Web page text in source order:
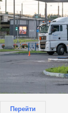
Перейти